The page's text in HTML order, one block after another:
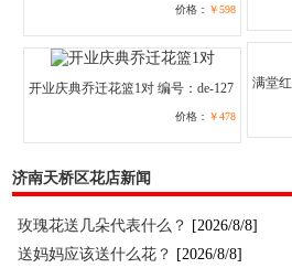
价格： ￥598
开业庆典乔迁花篮1对 编号：de-127
价格： ￥478
满堂红
济南天桥区花店新闻
玫瑰花送几朵代表什么？ [2026/8/8]
送妈妈应该送什么花？ [2026/8/8]